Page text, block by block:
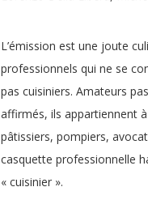
L’émission est une joute
professionnels qui ne se
pas cuisiniers. Amateurs
affirmés, ils appartiennent
pâtissiers, pompiers,
casquette professionnelle
« cuisinier ».